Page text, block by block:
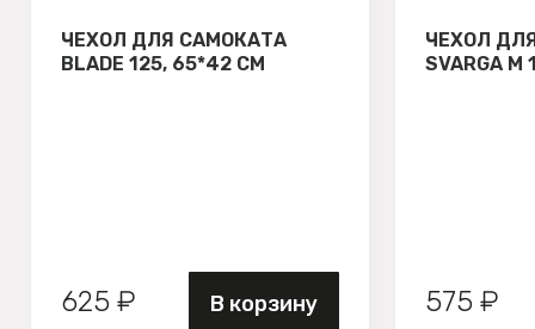
ЧЕХОЛ ДЛЯ САМОКАТА
BLADE 125, 65*42 СМ
625 ₽ В корзину
ЧЕХОЛ
SVARGA М
575 ₽